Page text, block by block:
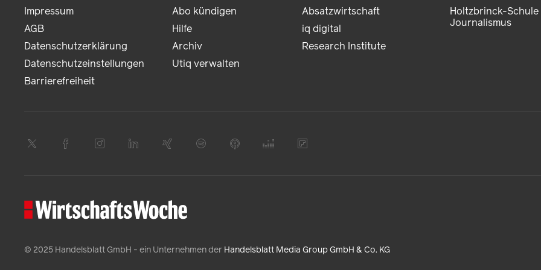
Impressum
AGB
Datenschutzerklärung
Datenschutzeinstellungen
Barrierefreiheit
Abo kündigen
Hilfe
Archiv
Utiq verwalten
Absatzwirtschaft
iq digital
Research Institute
Holtzbrinck-
Journalismus
© 2025 Handelsblatt GmbH - ein Unternehmen der Handelsblatt Media Group GmbH & Co. KG